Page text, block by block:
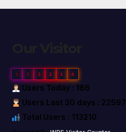
1 1 3 2 1 0
Users Today : 186
Users Last 30 days : 22597
Total Users : 113210